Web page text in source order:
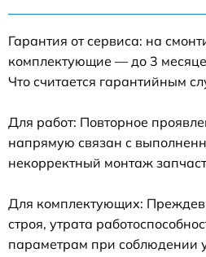
Гарантия от сервиса: на
комплектующие — до 3
Что считается гарантийным
Для работ: Повторное
напрямую связан с
некорректный монтаж
Для комплектующих:
строя, утрата
параметрам при соблюдении